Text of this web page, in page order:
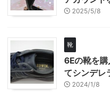
2025/5/8
靴
6Eの靴を
てシンデレ
2024/1/8